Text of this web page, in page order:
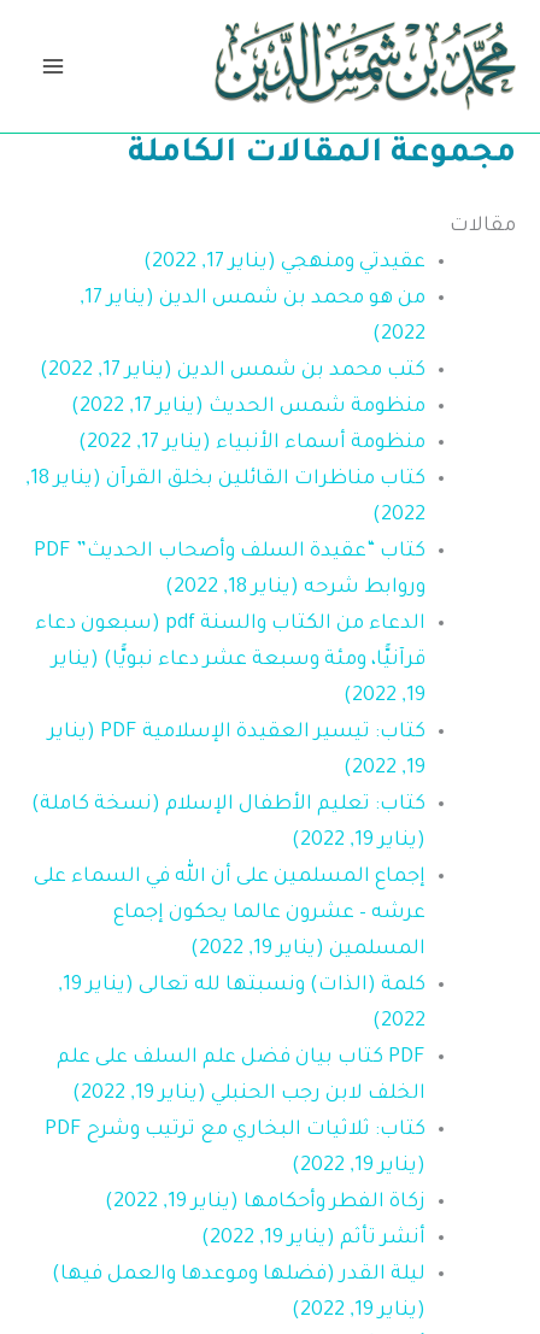
تخطي
المحتوى
مجموعة المقالات الكاملة
مقالات
عقيدتي ومنهجي (يناير 17, 2022)
من هو محمد بن شمس الدين (يناير 17,
2022)
كتب محمد بن شمس الدين (يناير 17, 2022)
منظومة شمس الحديث (يناير 17, 2022)
منظومة أسماء الأنبياء (يناير 17, 2022)
كتاب مناظرات القائلين بخلق القرآن (يناير 18,
2022)
كتاب “عقيدة السلف وأصحاب الحديث” PDF
وروابط شرحه (يناير 18, 2022)
الدعاء من الكتاب والسنة pdf (سبعون دعاء
قرآنيًّا، ومئة وسبعة عشر دعاء نبويًّا) (يناير
19, 2022)
كتاب: تيسير العقيدة الإسلامية PDF (يناير
19, 2022)
كتاب: تعليم الأطفال الإسلام (نسخة كاملة)
(يناير 19, 2022)
إجماع المسلمين على أن الله في السماء على
عرشه – عشرون عالما يحكون إجماع
المسلمين (يناير 19, 2022)
كلمة (الذات) ونسبتها لله تعالى (يناير 19,
2022)
PDF كتاب بيان فضل علم السلف على علم
الخلف لابن رجب الحنبلي (يناير 19, 2022)
كتاب: ثلاثيات البخاري مع ترتيب وشرح PDF
(يناير 19, 2022)
زكاة الفطر وأحكامها (يناير 19, 2022)
أنشر تأثم (يناير 19, 2022)
ليلة القدر (فضلها وموعدها والعمل فيها)
(يناير 19, 2022)